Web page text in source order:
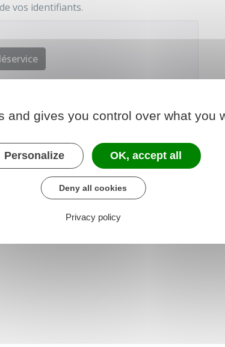
vos identifiants.
and gives you control over what you
Personalize OK, accept all
Deny all cookies
Privacy policy